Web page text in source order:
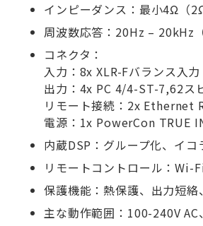
インピーダンス：最小4Ω（
周波数応答：20Hz – 20kHz
コネクタ：
入力：8x XLR-Fバランス入力
出力：4x PC 4/4-ST-7,62ス
リモート接続：2x Ethernet
電源：1x PowerCon TRUE
内蔵DSP：グループ化、イ
リモートコントロール：Wi-
保護機能：熱保護、出力短
主な動作範囲：100-240V AC